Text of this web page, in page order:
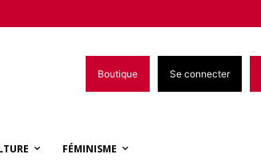
Boutique Se connecter
FÉMINISME